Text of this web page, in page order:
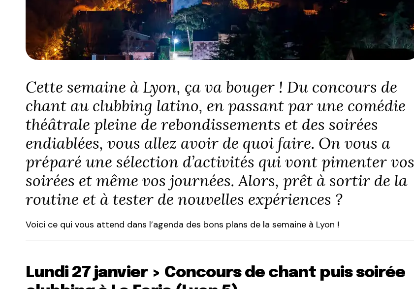
Cette semaine à Lyon, ça va bouger ! Du concours de
chant au clubbing latino, en passant par une comédie
théâtrale pleine de rebondissements et des soirées
endiablées, vous allez avoir de quoi faire. On vous a
préparé une sélection d’activités qui vont pimenter vos
soirées et même vos journées. Alors, prêt à sortir de la
routine et à tester de nouvelles expériences ?
Voici ce qui vous attend dans l’agenda des bons plans de la semaine à Lyon !
Lundi 27 janvier > Concours de chant puis soirée